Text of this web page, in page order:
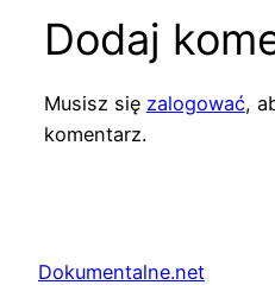
Dodaj
Musisz się zalogować,
komentarz.
Dokumentalne.net